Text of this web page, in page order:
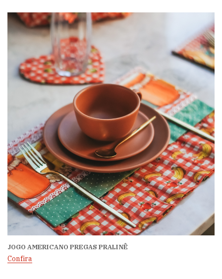
JOGO AMERICANO PREGAS PRALINÊ
Confira